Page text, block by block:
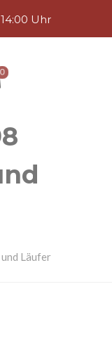
Uhr
0
Läufer